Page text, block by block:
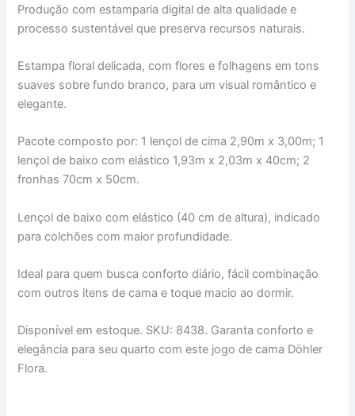
Produção com estamparia digital de alta qualidade e
processo sustentável que preserva recursos naturais.
Estampa floral delicada, com flores e folhagens em tons
suaves sobre fundo branco, para um visual romântico e
elegante.
Pacote composto por: 1 lençol de cima 2,90m x 3,00m; 1
lençol de baixo com elástico 1,93m x 2,03m x 40cm; 2
fronhas 70cm x 50cm.
Lençol de baixo com elástico (40 cm de altura), indicado
para colchões com maior profundidade.
Ideal para quem busca conforto diário, fácil combinação
com outros itens de cama e toque macio ao dormir.
Disponível em estoque. SKU: 8438. Garanta conforto e
elegância para seu quarto com este jogo de cama Döhler
Flora.